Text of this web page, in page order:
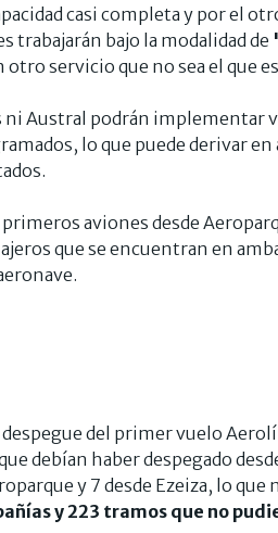
casi completa y por el
trabajarán bajo la modalidad de
servicio que no sea el que
Austral podrán implementar
lo que puede derivar en
aviones desde
que se encuentran en
del primer vuelo
debían haber despegado
y 7 desde Ezeiza, lo que
y 223 tramos que no